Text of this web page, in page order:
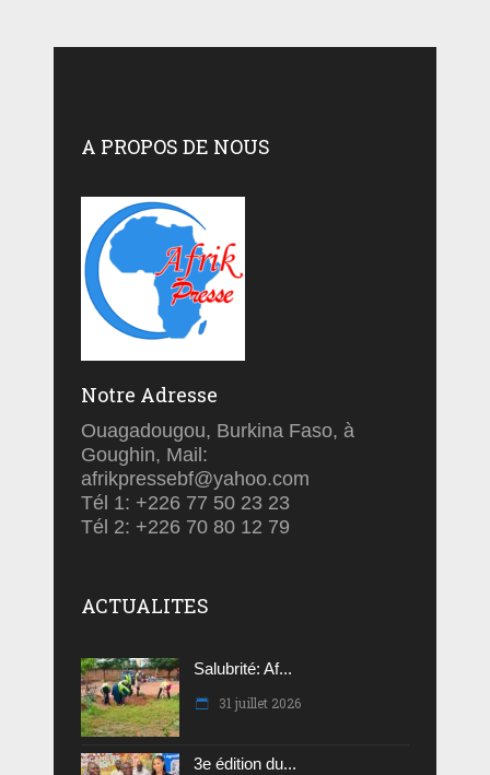
A PROPOS DE NOUS
Notre Adresse
Ouagadougou, Burkina Faso, à
Goughin, Mail:
afrikpressebf@yahoo.com
Tél 1: +226 77 50 23 23
Tél 2: +226 70 80 12 79
ACTUALITES
Salubrité: Af...
31 juillet 2026
3e édition du...